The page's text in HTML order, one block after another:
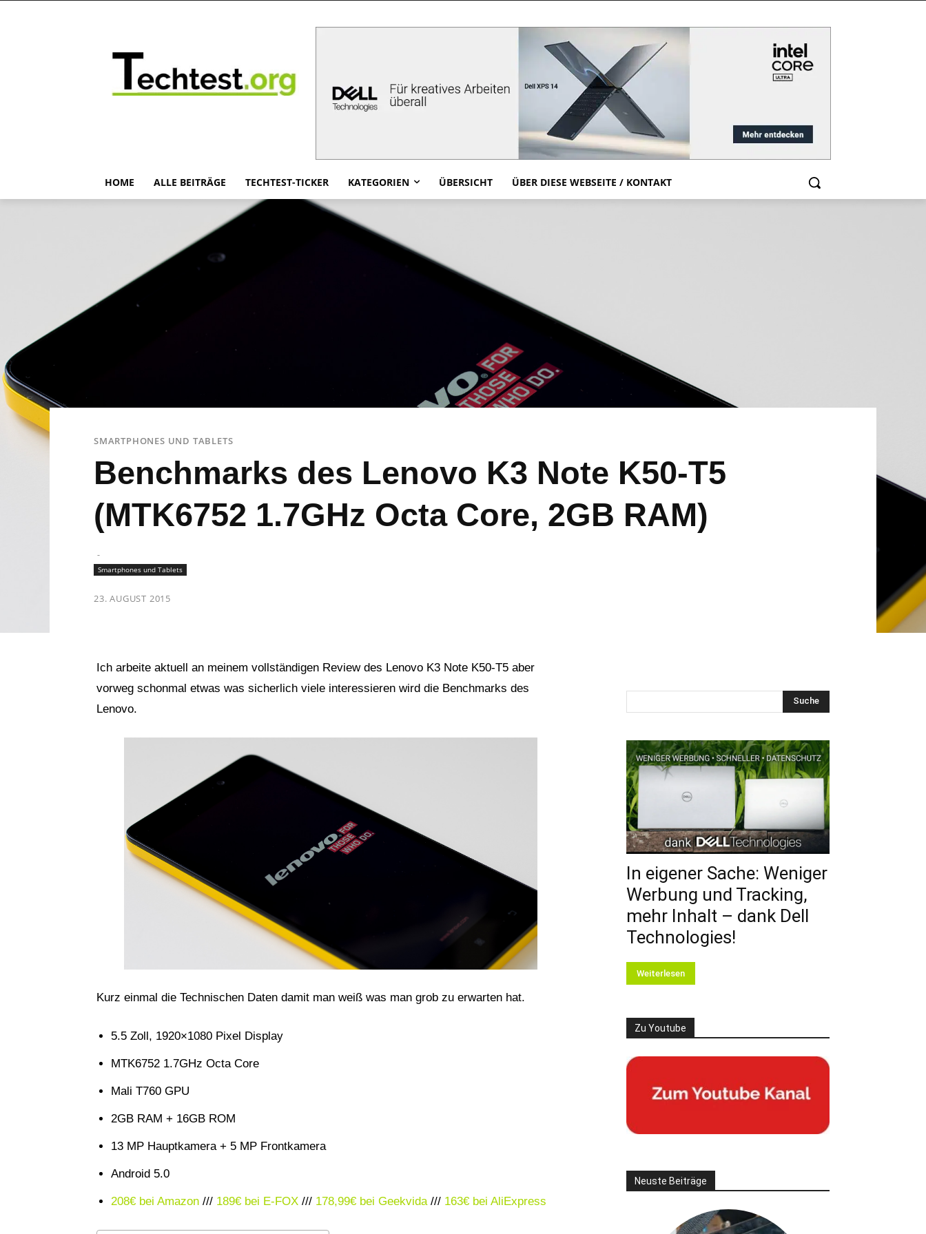
HOME ALLE BEITRÄGE TECHTEST-TICKER KATEGORIEN ÜBERSICHT ÜBER DIESE WEBSEITE / KONTAKT
SMARTPHONES UND TABLETS
Benchmarks des Lenovo K3 Note K50-T5
(MTK6752 1.7GHz Octa Core, 2GB RAM)
-
Smartphones und Tablets
23. AUGUST 2015
Ich arbeite aktuell an meinem vollständigen Review des Lenovo K3 Note K50-T5 aber
vorweg schonmal etwas was sicherlich viele interessieren wird die Benchmarks des
Lenovo.
Kurz einmal die Technischen Daten damit man weiß was man grob zu erwarten hat.
5.5 Zoll, 1920×1080 Pixel Display
MTK6752 1.7GHz Octa Core
Mali T760 GPU
2GB RAM + 16GB ROM
13 MP Hauptkamera + 5 MP Frontkamera
Android 5.0
208€ bei Amazon /// 189€ bei E-FOX /// 178,99€ bei Geekvida/// 163€ bei AliExpress
Suche
In eigener Sache: Weniger
Werbung und Tracking,
mehr Inhalt – dank Dell
Technologies!
Weiterlesen
Zu Youtube
Neuste Beiträge